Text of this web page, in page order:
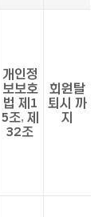
개인정
보보호
법 제1
5조, 제
32조
회원탈
퇴시 까
지